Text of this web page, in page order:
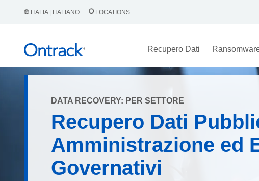
ITALIA | ITALIANO LOCATIONS
Recupero Dati
DATA RECOVERY: PER SETTORE
Recupero Dati
Amministrazione ed
Governativi